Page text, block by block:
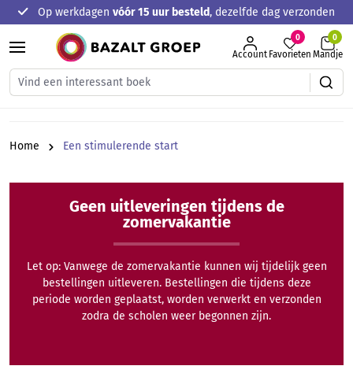
Op werkdagen vóór 15 uur besteld, dezelfde dag verzonden
Account Favorieten Mandje
0
Home Een stimulerende start
Geen uitleveringen tijdens de
zomervakantie
Let op: Vanwege de zomervakantie kunnen wij tijdelijk geen
bestellingen uitleveren. Bestellingen die tijdens deze
periode worden geplaatst, worden verwerkt en verzonden
zodra de scholen weer begonnen zijn.